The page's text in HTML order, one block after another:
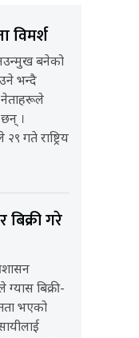
विमर्श
बनेको
भन्दै
नेताहरूले
।
गते राष्ट्रिय
गरे
ग्यास बिक्री-
भएको